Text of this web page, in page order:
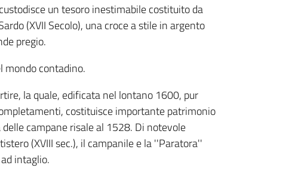
un tesoro inestimabile costituito da
(XVII Secolo), una croce a stile in argento
pregio.
mondo contadino.
la quale, edificata nel lontano 1600, pur
costituisce importante patrimonio
campane risale al 1528. Di notevole
(XVIII sec.), il campanile e la ''Paratora''
intaglio.